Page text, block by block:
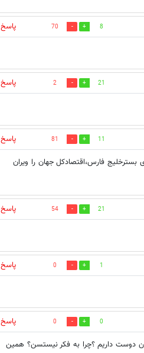
8
70
پاسخ
21
2
پاسخ
11
81
پاسخ
بسترخلیج فارس،اقتصادکل جهان را ویران
21
54
پاسخ
1
0
پاسخ
0
0
پاسخ
دوست داریم ؟چرا به فکر نیستسن؟ همین